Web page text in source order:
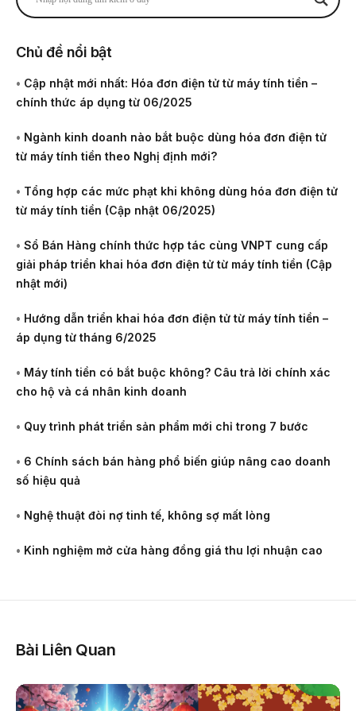
Chủ đề nổi bật
• Cập nhật mới nhất: Hóa đơn điện tử từ máy tính tiền –
chính thức áp dụng từ 06/2025
• Ngành kinh doanh nào bắt buộc dùng hóa đơn điện tử
từ máy tính tiền theo Nghị định mới?
• Tổng hợp các mức phạt khi không dùng hóa đơn điện tử
từ máy tính tiền (Cập nhật 06/2025)
• Sổ Bán Hàng chính thức hợp tác cùng VNPT cung cấp
giải pháp triển khai hóa đơn điện tử từ máy tính tiền (Cập
nhật mới)
• Hướng dẫn triển khai hóa đơn điện tử từ máy tính tiền –
áp dụng từ tháng 6/2025
• Máy tính tiền có bắt buộc không? Câu trả lời chính xác
cho hộ và cá nhân kinh doanh
• Quy trình phát triển sản phẩm mới chỉ trong 7 bước
• 6 Chính sách bán hàng phổ biến giúp nâng cao doanh
số hiệu quả
• Nghệ thuật đòi nợ tinh tế, không sợ mất lòng
• Kinh nghiệm mở cửa hàng đồng giá thu lợi nhuận cao
Bài Liên Quan